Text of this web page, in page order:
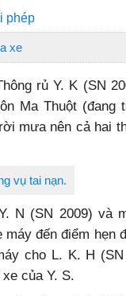
phép
xe
rủ Y. K (SN
Ma Thuột (đang
mưa nên cả hai
vụ tai nạn.
N (SN 2009) và
đến điểm hẹn
cho L. K. H
của Y. S.